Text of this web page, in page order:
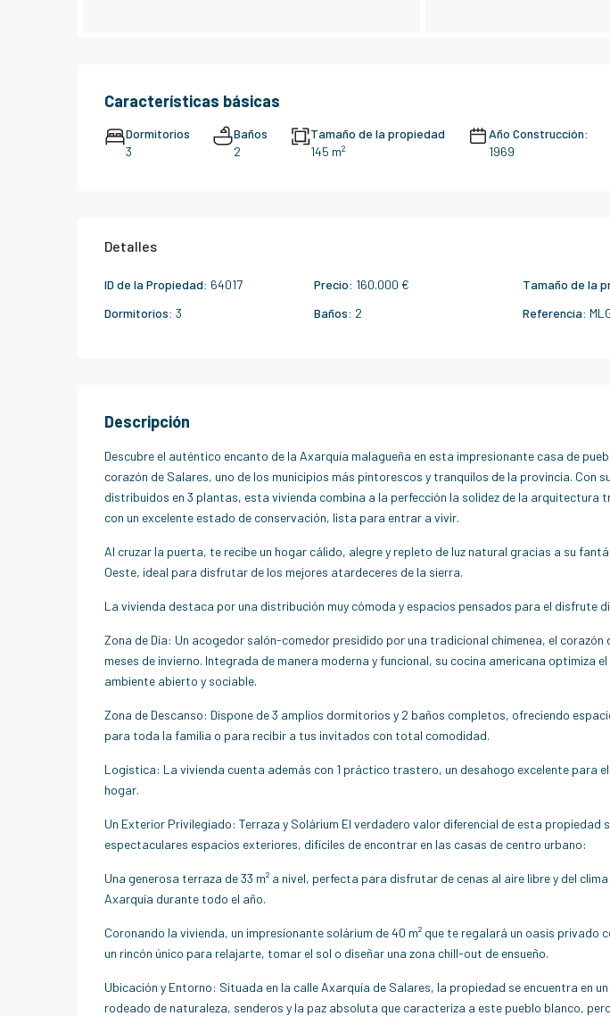
Características básicas
Dormitorios
3
Baños
2
Tamaño de la propiedad
145 m2
Año Construcción:
1969
Detalles
ID de la Propiedad: 64017 Precio: 160.000 € Tamaño de la
Dormitorios: 3 Baños: 2 Referencia:
Descripción
Descubre el auténtico encanto de la Axarquía malagueña en esta impresionante casa de
corazón de Salares, uno de los municipios más pintorescos y tranquilos de la provincia. Con
distribuidos en 3 plantas, esta vivienda combina a la perfección la solidez de la arquitectura
con un excelente estado de conservación, lista para entrar a vivir.
Al cruzar la puerta, te recibe un hogar cálido, alegre y repleto de luz natural gracias a su
Oeste, ideal para disfrutar de los mejores atardeceres de la sierra.
La vivienda destaca por una distribución muy cómoda y espacios pensados para el disfrute
Zona de Día: Un acogedor salón-comedor presidido por una tradicional chimenea, el corazón
meses de invierno. Integrada de manera moderna y funcional, su cocina americana optimiza
ambiente abierto y sociable.
Zona de Descanso: Dispone de 3 amplios dormitorios y 2 baños completos, ofreciendo
para toda la familia o para recibir a tus invitados con total comodidad.
Logística: La vivienda cuenta además con 1 práctico trastero, un desahogo excelente para
hogar.
Un Exterior Privilegiado: Terraza y Solárium El verdadero valor diferencial de esta propiedad
espectaculares espacios exteriores, difíciles de encontrar en las casas de centro urbano:
Una generosa terraza de 33 m² a nivel, perfecta para disfrutar de cenas al aire libre y del
Axarquía durante todo el año.
Coronando la vivienda, un impresionante solárium de 40 m² que te regalará un oasis privado
un rincón único para relajarte, tomar el sol o diseñar una zona chill-out de ensueño.
Ubicación y Entorno: Situada en la calle Axarquía de Salares, la propiedad se encuentra en
rodeado de naturaleza, senderos y la paz absoluta que caracteriza a este pueblo blanco,